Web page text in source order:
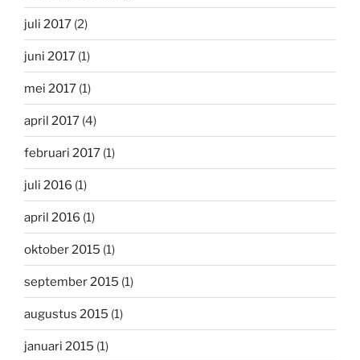
juli 2017 (2)
juni 2017 (1)
mei 2017 (1)
april 2017 (4)
februari 2017 (1)
juli 2016 (1)
april 2016 (1)
oktober 2015 (1)
september 2015 (1)
augustus 2015 (1)
januari 2015 (1)